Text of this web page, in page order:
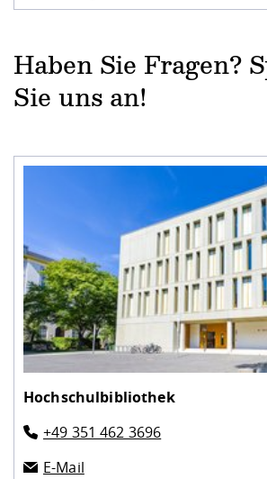
Haben Sie Fragen?
Sie uns an!
Hochschulbibliothek
+49 351 462 3696
E-Mail